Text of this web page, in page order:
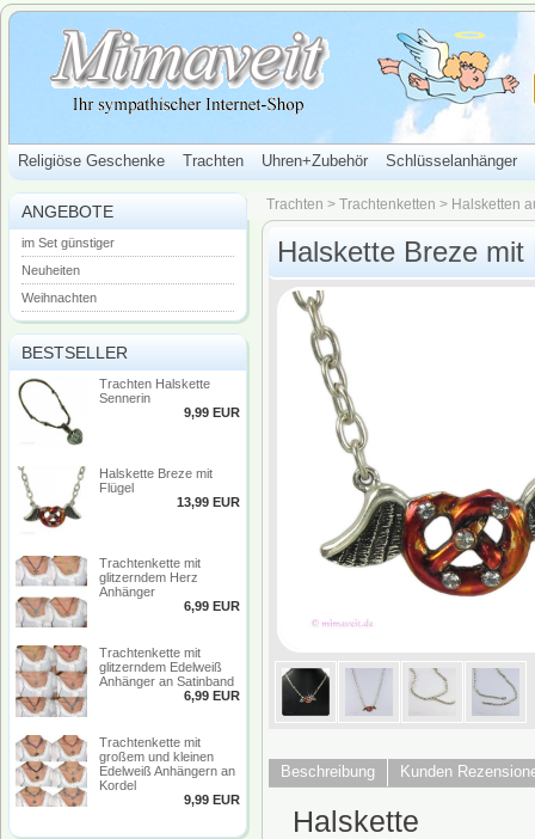
Religiöse Geschenke Trachten Uhren+Zubehör Schlüsselanhänger
ANGEBOTE
im Set günstiger
Neuheiten
Weihnachten
BESTSELLER
Trachten Halskette
Sennerin
9,99 EUR
Halskette Breze mit
Flügel
13,99 EUR
Trachtenkette mit
glitzerndem Herz
Anhänger
6,99 EUR
Trachtenkette mit
glitzerndem Edelweiß
Anhänger an Satinband
6,99 EUR
Trachtenkette mit
großem und kleinen
Edelweiß Anhängern an
Kordel
9,99 EUR
Trachten > Trachtenketten > Halsketten
Halskette Breze mit
Beschreibung Kunden
Halskette